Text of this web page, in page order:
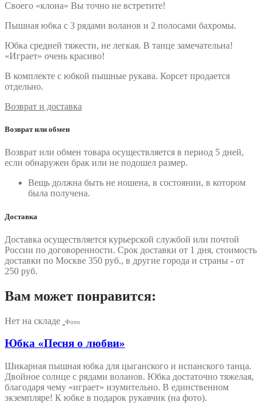
Своего «клона» Вы точно не встретите!
Пышная юбка с 3 рядами воланов и 2 полосами бахромы.
Юбка средней тяжести, не легкая. В танце замечательна!
«Играет» очень красиво!
В комплекте с юбкой пышные рукава. Корсет продается
отдельно.
Возврат и доставка
Возврат или обмен
Возврат или обмен товара осуществляется в период 5 дней,
если обнаружен брак или не подошел размер.
Вещь должна быть не ношена, в состоянии, в котором
была получена.
Доставка
Доставка осуществляется курьерской службой или почтой
России по договоренности. Срок доставки от 1 дня, стоимость
доставки по Москве 350 руб., в другие города и страны - от
250 руб.
Вам может понравится:
Нет на складе Фото
Юбка «Песня о любви»
Шикарная пышная юбка для цыганского и испанского танца.
Двойное солнце с рядами воланов. Юбка достаточно тяжелая,
благодаря чему «играет» изумительно. В единственном
экземпляре! К юбке в подарок рукавчик (на фото).